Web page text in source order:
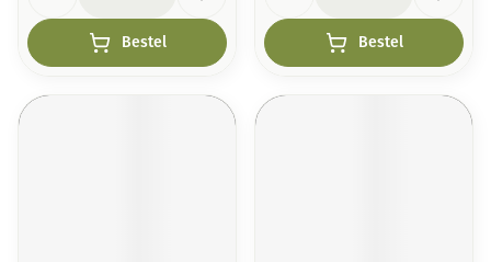
Bestel Bestel